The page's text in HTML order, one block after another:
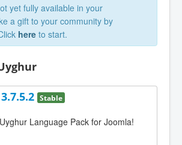
yet fully available in your
a gift to your community by
here to start.
Stable
Language Pack for Joomla!